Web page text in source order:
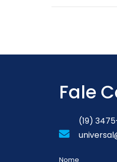
Fale
(19)
Nome